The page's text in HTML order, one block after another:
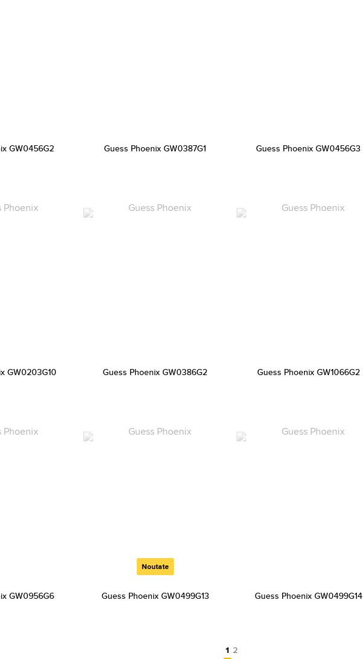
GW0456G2 Guess Phoenix GW0387G1 Guess Phoenix GW0456G3
GW0203G10 Guess Phoenix GW0386G2 Guess Phoenix GW1066G2
GW0956G6
Noutate
Guess Phoenix GW0499G13 Guess Phoenix GW0499G14
1 2